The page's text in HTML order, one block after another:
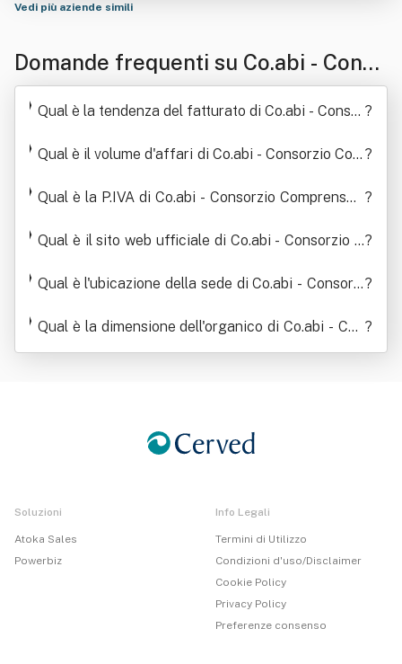
Vedi più aziende simili
Domande frequenti su Co.abi - Conso
rzio Comprensoriale Cooperative Di
o.abi Società Cooperativa" - "Coabi S
ocietà Cooperativa" - Co.abi.società C
Ooperativa"
Qual è la tendenza del fatturato di Co.abi - Consor
oc Ieta' Cooperativa "Co.abi Società Cooperativa"
Ooperativa"
?
Qual è il volume d'affari di Co.abi - Consorzio Com
Cooperativa "Co.abi Società Cooperativa" - "Coab
va"
?
Qual è la P.IVA di Co.abi - Consorzio Comprensori
tiva "Co.abi Società Cooperativa" - "Coabi Societ
?
Qual è il sito web ufficiale di Co.abi - Consorzio C
ta' Cooperativa "Co.abi Società Cooperativa" - "C
erativa"
?
Qual è l'ubicazione della sede di Co.abi - Consorzi
c Ieta' Cooperativa "Co.abi Società Cooperativa" -
"Coabi Società Cooperativa" - Co.abi.società C O
?
Qual è la dimensione dell'organico di Co.abi - Con
sorzio Comprensoriale Cooperative Di Abitazione
?
Soluzioni
Atoka Sales
Powerbiz
Info Legali
Termini di Utilizzo
Condizioni d'uso/Disclaimer
Cookie Policy
Privacy Policy
Preferenze consenso